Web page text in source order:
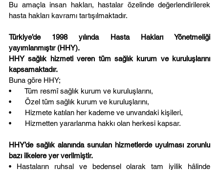
Bu amaçla insan hakları, hastalar özelinde değerlendirilerek
hasta hakları kavramı tartışılmaktadır.
Türkiye’de 1998 yılında Hasta Hakları Yönetmeliği
yayımlanmıştır (HHY).
HHY sağlık hizmeti veren tüm sağlık kurum ve kuruluşlarını
kapsamaktadır.
Buna göre HHY;
•       Tüm resmî sağlık kurum ve kuruluşlarını,
•       Özel tüm sağlık kurum ve kuruluşlarını,
•       Hizmete katılan her kademe ve unvandaki kişileri,
•       Hizmetten yararlanma hakkı olan herkesi kapsar.
HHY’de sağlık alanında sunulan hizmetlerde uyulması zorunlu
bazı ilkelere yer verilmiştir.
• Hastaların ruhsal ve bedensel olarak tam iyilik hâlinde